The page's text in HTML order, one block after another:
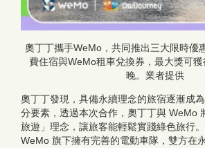
奧丁丁攜手WeMo，共同推出三大限時優
費住宿與WeMo租車兌換券，最大獎可
晚。業者提供
奧丁丁發現，具備永續理念的旅宿逐漸成
分要素，透過本次合作，奧丁丁與 WeMo
旅遊」理念，讓旅客能輕鬆實踐綠色旅行
WeMo 旗下擁有完善的電動車隊，雙方在